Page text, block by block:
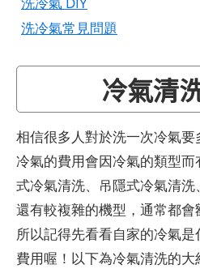
洗冷氣常見問題
冷氣清
相信很多人對於洗一次冷氣
冷氣的費用會因冷氣的類型
式冷氣清洗、吊隱式冷氣清洗
還有較複雜的機型，通常都會
所以記得先看看自家的冷氣
費用喔！以下為冷氣清洗的